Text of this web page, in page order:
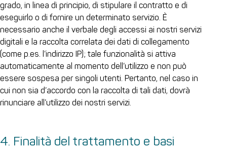
grado, in linea di principio, di stipulare il contratto e di
eseguirlo o di fornire un determinato servizio. È
necessario anche il verbale degli accessi ai nostri servizi
digitali e la raccolta correlata dei dati di collegamento
(come p.es. l’indirizzo IP); tale funzionalità si attiva
automaticamente al momento dell’utilizzo e non può
essere sospesa per singoli utenti. Pertanto, nel caso in
cui non sia d’accordo con la raccolta di tali dati, dovrà
rinunciare all’utilizzo dei nostri servizi.
4. Finalità del trattamento e basi